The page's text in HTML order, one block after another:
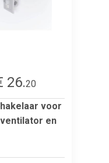
26.20
voor
en